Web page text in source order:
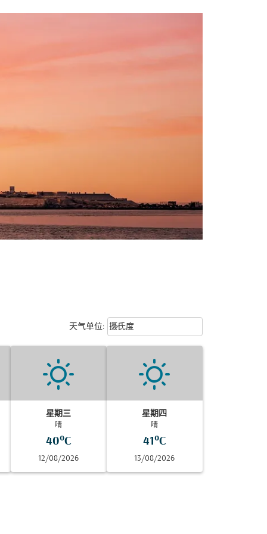
天气单位: Weather unit option 摄氏度
摄氏度
keyboard_arrow_down
星期三
晴
40°C
12/08/2026
星期四
晴
41°C
13/08/2026